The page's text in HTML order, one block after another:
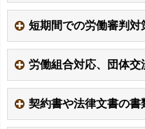
短期間での労働審判対
労働組合対応、団体
契約書や法律文書の